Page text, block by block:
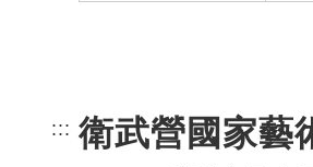
::: 頁尾網站資訊。
衛武營國家藝